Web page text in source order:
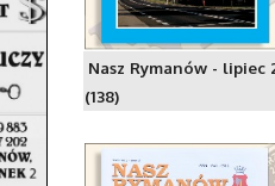
Nasz Rymanów - lipiec
(138)